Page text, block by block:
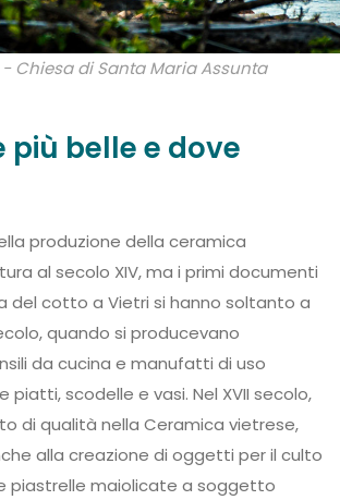
Chiesa di Santa Maria Assunta
più belle e dove
produzione della ceramica
al secolo XIV, ma i primi documenti
del cotto a Vietri si hanno soltanto a
quando si producevano
da cucina e manufatti di uso
scodelle e vasi. Nel XVII secolo,
di qualità nella Ceramica vietrese,
alla creazione di oggetti per il culto
piastrelle maiolicate a soggetto